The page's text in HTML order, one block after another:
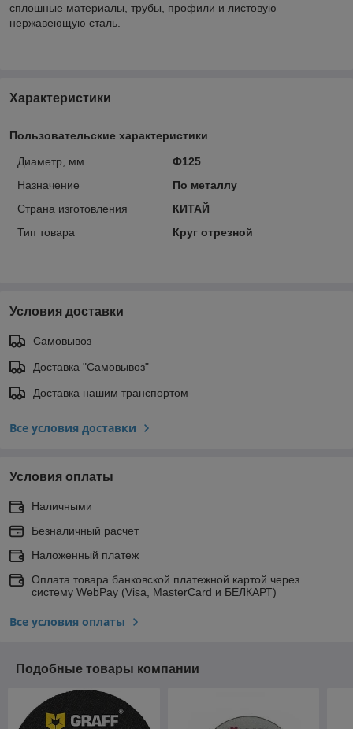
сплошные материалы, трубы, профили и листовую
нержавеющую сталь.
Характеристики
Пользовательские характеристики
Диаметр, мм
Ф125
Назначение
По металлу
Страна изготовления
КИТАЙ
Тип товара
Круг отрезной
Условия доставки
Самовывоз
Доставка "Самовывоз"
Доставка нашим транспортом
Все условия доставки
Условия оплаты
Наличными
Безналичный расчет
Наложенный платеж
Оплата товара банковской платежной картой через
систему WebPay (Visa, MasterCard и БЕЛКАРТ)
Все условия оплаты
Подобные товары компании